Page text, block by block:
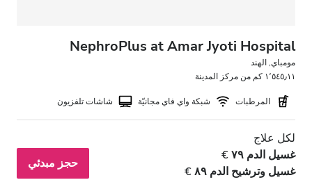
NephroPlus at Amar Jyoti Hospital
مومباي, الهند
١٬٥٤٥٫١١ كم من مركز المدينة
المرطبات شبكة واي فاي مجانيّة شاشات تلفزيون
لكل علاج
غسيل الدم ٧٩ €
غسيل وترشيح الدم ٨٩ €
حجز مبدئي